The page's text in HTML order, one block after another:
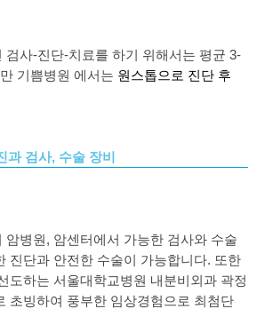
검사-진단-치료를 하기 위해서는 평균3-
기쁨병원 에서는 원스톱으로 진단 후
과 검사, 수술 장비
암병원 , 암센터에서 가능한 검사와 수술
진단과 안전한 수술이 가능합니다. 또한
도하는서울대학교병원 내분비외과 곽정
초빙하여 풍부한 임상경험으로 최첨단